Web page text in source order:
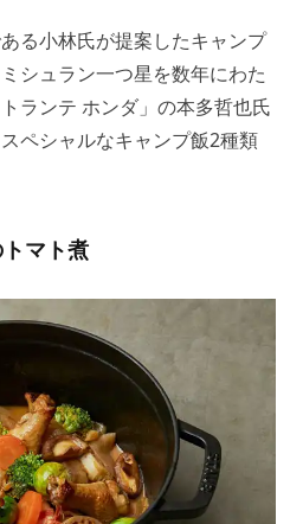
る小林氏が提案したキャンプ
シュラン一つ星を数年にわた
ランテ ホンダ」の本多哲也氏
ペシャルなキャンプ飯2種類
マト煮